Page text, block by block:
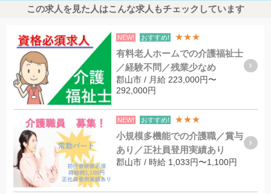
この求人を見た人はこんな求人もチェックしています
NEW! おすすめ! ★★★
有料老人ホームでの介護福祉士
／経験不問／残業少なめ
郡山市 / 月給 223,000円〜
292,000円
NEW! おすすめ! ★★★
小規模多機能での介護職／賞与
あり／正社員登用実績あり
郡山市 / 時給 1,033円〜1,100円